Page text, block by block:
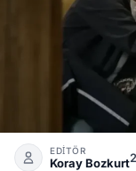
Taşacak Bu Deniz
EDİTÖR
Koray Bozkurt